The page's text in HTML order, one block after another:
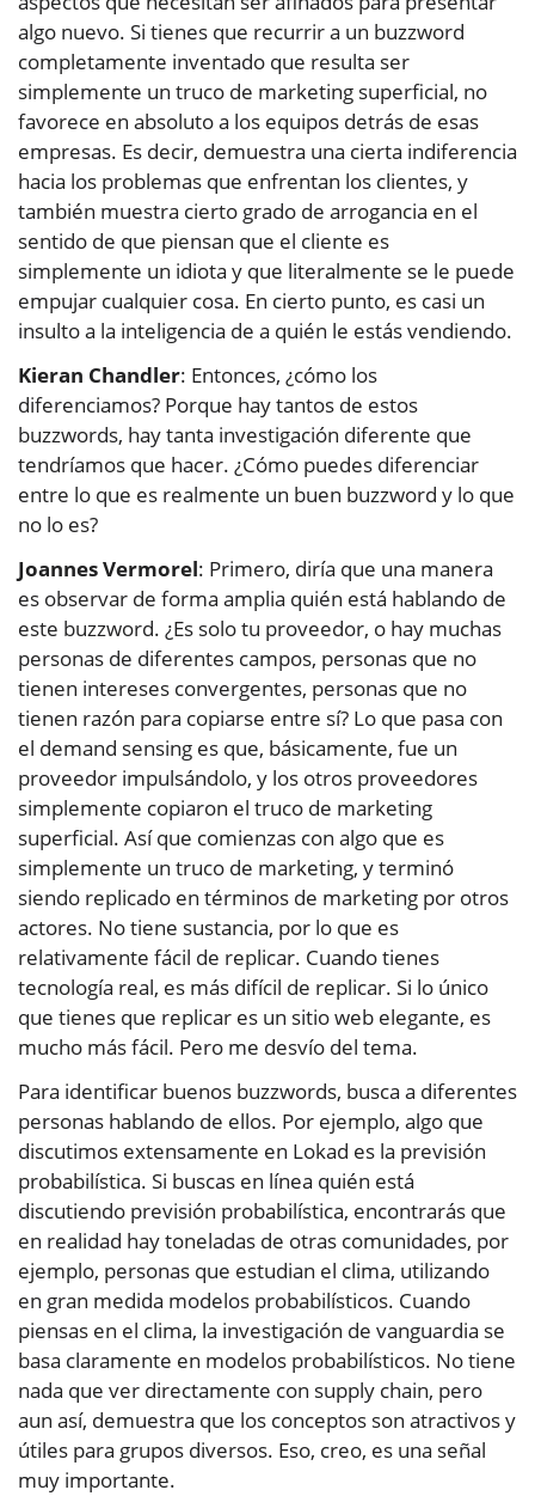
algo nuevo. Si tienes que recurrir a un buzzword
completamente inventado que resulta ser
simplemente un truco de marketing superficial, no
favorece en absoluto a los equipos detrás de esas
empresas. Es decir, demuestra una cierta indiferencia
hacia los problemas que enfrentan los clientes, y
también muestra cierto grado de arrogancia en el
sentido de que piensan que el cliente es
simplemente un idiota y que literalmente se le puede
empujar cualquier cosa. En cierto punto, es casi un
insulto a la inteligencia de a quién le estás vendiendo.
Kieran Chandler: Entonces, ¿cómo los
diferenciamos? Porque hay tantos de estos
buzzwords, hay tanta investigación diferente que
tendríamos que hacer. ¿Cómo puedes diferenciar
entre lo que es realmente un buen buzzword y lo que
no lo es?
Joannes Vermorel: Primero, diría que una manera
es observar de forma amplia quién está hablando de
este buzzword. ¿Es solo tu proveedor, o hay muchas
personas de diferentes campos, personas que no
tienen intereses convergentes, personas que no
tienen razón para copiarse entre sí? Lo que pasa con
el demand sensing es que, básicamente, fue un
proveedor impulsándolo, y los otros proveedores
simplemente copiaron el truco de marketing
superficial. Así que comienzas con algo que es
simplemente un truco de marketing, y terminó
siendo replicado en términos de marketing por otros
actores. No tiene sustancia, por lo que es
relativamente fácil de replicar. Cuando tienes
tecnología real, es más difícil de replicar. Si lo único
que tienes que replicar es un sitio web elegante, es
mucho más fácil. Pero me desvío del tema.
Para identificar buenos buzzwords, busca a diferentes
personas hablando de ellos. Por ejemplo, algo que
discutimos extensamente en Lokad es la previsión
probabilística. Si buscas en línea quién está
discutiendo previsión probabilística, encontrarás que
en realidad hay toneladas de otras comunidades, por
ejemplo, personas que estudian el clima, utilizando
en gran medida modelos probabilísticos. Cuando
piensas en el clima, la investigación de vanguardia se
basa claramente en modelos probabilísticos. No tiene
nada que ver directamente con supply chain, pero
aun así, demuestra que los conceptos son atractivos y
útiles para grupos diversos. Eso, creo, es una señal
muy importante.